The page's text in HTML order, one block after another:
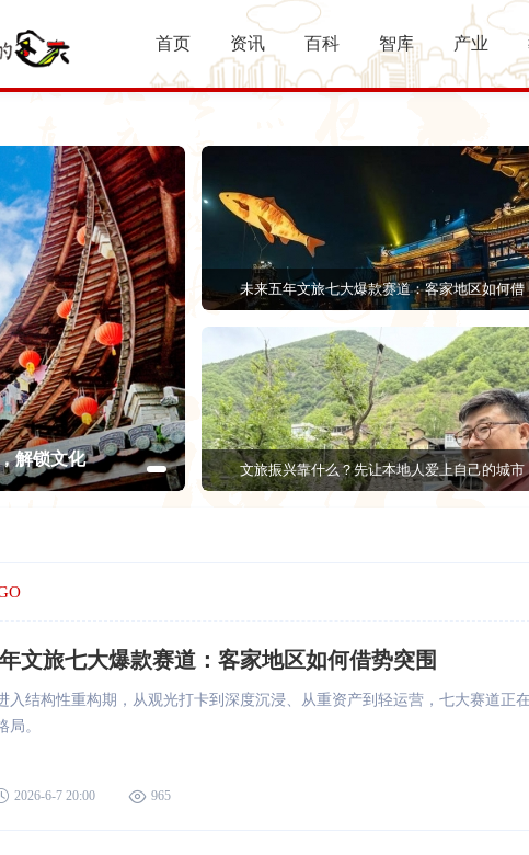
首页 资讯 百科 智库 产业
解锁文化 2026文旅新拐点！100个关键词+客家适配
未来五年文旅七大爆款赛道：客家地区如何借
文旅振兴靠什么？先让本地人爱上自己的城市
文旅七大爆款赛道：客家地区如何借势突围
入结构性重构期，从观光打卡到深度沉浸、从重资产到轻运营，七大赛道正
局。
2026-6-7 20:00 965